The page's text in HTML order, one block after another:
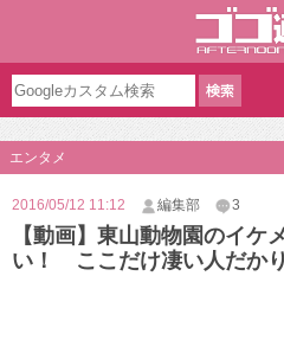
エンタメ
2016/05/12 11:12 編集部 3
【動画】東山動物園のイケ
い！ ここだけ凄い人だかり